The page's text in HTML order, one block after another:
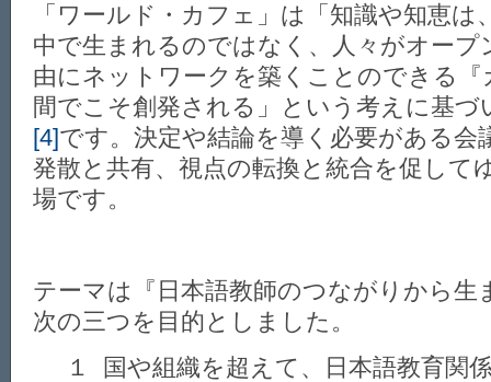
「ワールド・カフェ」は「知識や知恵は
中で生まれるのではなく、人々がオープ
由にネットワークを築くことのできる
間でこそ創発される」という考えに基づ
[4]です。決定や結論を導く必要がある会
発散と共有、視点の転換と統合を促して
場です。
テーマは『日本語教師のつながりから生
次の三つを目的としました。
１ 国や組織を超えて、日本語教育関